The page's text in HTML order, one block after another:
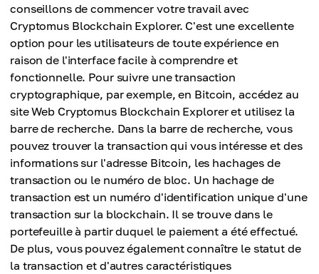
conseillons de commencer votre travail avec
Cryptomus Blockchain Explorer. C'est une excellente
option pour les utilisateurs de toute expérience en
raison de l'interface facile à comprendre et
fonctionnelle. Pour suivre une transaction
cryptographique, par exemple, en Bitcoin, accédez au
site Web Cryptomus Blockchain Explorer et utilisez la
barre de recherche. Dans la barre de recherche, vous
pouvez trouver la transaction qui vous intéresse et des
informations sur l'adresse Bitcoin, les hachages de
transaction ou le numéro de bloc. Un hachage de
transaction est un numéro d'identification unique d'une
transaction sur la blockchain. Il se trouve dans le
portefeuille à partir duquel le paiement a été effectué.
De plus, vous pouvez également connaître le statut de
la transaction et d'autres caractéristiques